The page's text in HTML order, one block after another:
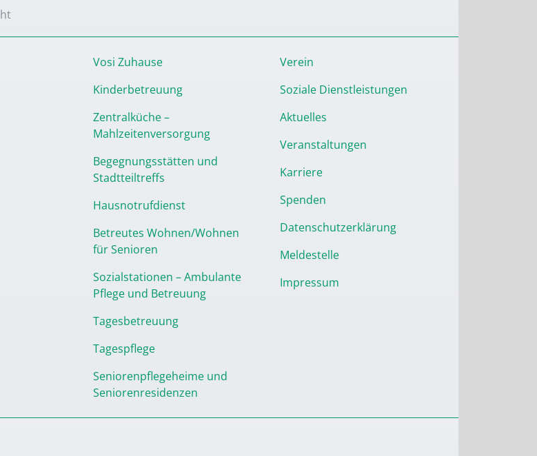
Vosi Zuhause
Kinderbetreuung
Zentralküche –
Mahlzeitenversorgung
Begegnungsstätten und
Stadtteiltreffs
Hausnotrufdienst
Betreutes Wohnen/Wohnen
für Senioren
Sozialstationen – Ambulante
Pflege und Betreuung
Tagesbetreuung
Tagespflege
Seniorenpflegeheime und
Seniorenresidenzen
Verein
Soziale Dienstleistungen
Aktuelles
Veranstaltungen
Karriere
Spenden
Datenschutzerklärung
Meldestelle
Impressum